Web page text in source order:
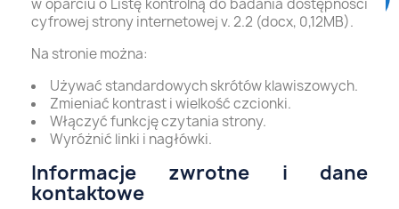
w oparciu o Listę kontrolną do badania dostępności
cyfrowej strony internetowej v. 2.2 (docx, 0,12MB).
Na stronie można:
Używać standardowych skrótów klawiszowych.
Zmieniać kontrast i wielkość czcionki.
Włączyć funkcję czytania strony.
Wyróżnić linki i nagłówki.
Informacje zwrotne i dane
kontaktowe